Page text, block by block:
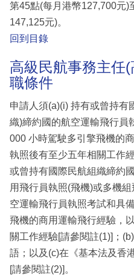
第45點(每月港幣127,700元)
147,125元)。
回到目錄
高級民航事務主任
職條件
申請人須(a)(i) 持有或曾持有
織)締約國的航空運輸飛行員
000 小時駕駛多引擎飛機的
執照後有至少五年相關工作
或曾持有國際民航組織締約
用飛行員執照(飛機)或多機
空運輸飛行員執照考試和具
飛機的商用運輸飛行經驗，
關工作經驗[請參閱註(1)]；
語；以及(c)在《基本法及香
[請參閱註(2)]。